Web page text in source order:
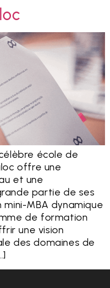
école de
offre une
et une
partie de ses
mini-MBA dynamique
de formation
une vision
des domaines de